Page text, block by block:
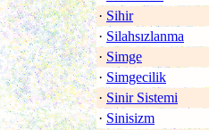
· Sihir
· Silahsızlanma
· Simge
· Simgecilik
· Sinir Sistemi
· Sinisizm